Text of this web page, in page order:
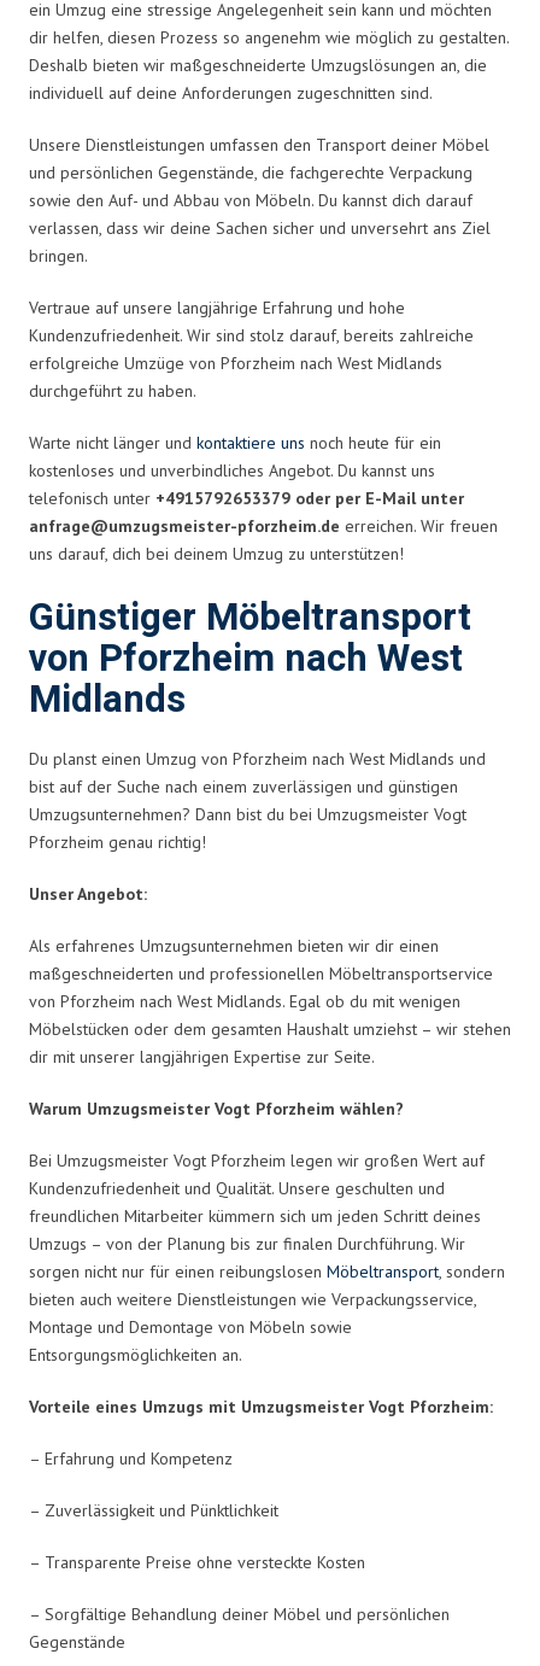
ein Umzug eine stressige Angelegenheit sein kann und möchten
dir helfen, diesen Prozess so angenehm wie möglich zu gestalten.
Deshalb bieten wir maßgeschneiderte Umzugslösungen an, die
individuell auf deine Anforderungen zugeschnitten sind.
Unsere Dienstleistungen umfassen den Transport deiner Möbel
und persönlichen Gegenstände, die fachgerechte Verpackung
sowie den Auf- und Abbau von Möbeln. Du kannst dich darauf
verlassen, dass wir deine Sachen sicher und unversehrt ans Ziel
bringen.
Vertraue auf unsere langjährige Erfahrung und hohe
Kundenzufriedenheit. Wir sind stolz darauf, bereits zahlreiche
erfolgreiche Umzüge von Pforzheim nach West Midlands
durchgeführt zu haben.
Warte nicht länger und kontaktiere uns noch heute für ein
kostenloses und unverbindliches Angebot. Du kannst uns
telefonisch unter +4915792653379 oder per E-Mail unter
anfrage@umzugsmeister-pforzheim.de erreichen. Wir freuen
uns darauf, dich bei deinem Umzug zu unterstützen!
Günstiger Möbeltransport
von Pforzheim nach West
Midlands
Du planst einen Umzug von Pforzheim nach West Midlands und
bist auf der Suche nach einem zuverlässigen und günstigen
Umzugsunternehmen? Dann bist du bei Umzugsmeister Vogt
Pforzheim genau richtig!
Unser Angebot:
Als erfahrenes Umzugsunternehmen bieten wir dir einen
maßgeschneiderten und professionellen Möbeltransportservice
von Pforzheim nach West Midlands. Egal ob du mit wenigen
Möbelstücken oder dem gesamten Haushalt umziehst – wir stehen
dir mit unserer langjährigen Expertise zur Seite.
Warum Umzugsmeister Vogt Pforzheim wählen?
Bei Umzugsmeister Vogt Pforzheim legen wir großen Wert auf
Kundenzufriedenheit und Qualität. Unsere geschulten und
freundlichen Mitarbeiter kümmern sich um jeden Schritt deines
Umzugs – von der Planung bis zur finalen Durchführung. Wir
sorgen nicht nur für einen reibungslosen Möbeltransport, sondern
bieten auch weitere Dienstleistungen wie Verpackungsservice,
Montage und Demontage von Möbeln sowie
Entsorgungsmöglichkeiten an.
Vorteile eines Umzugs mit Umzugsmeister Vogt Pforzheim:
– Erfahrung und Kompetenz
– Zuverlässigkeit und Pünktlichkeit
– Transparente Preise ohne versteckte Kosten
– Sorgfältige Behandlung deiner Möbel und persönlichen
Gegenstände